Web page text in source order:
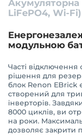
Акумуляторна
LiFePO4, Wi-Fi)
модульною
Часті відключення
рішення для
блок Renon EBrick
створений для
інверторів.
8000 циклів, ви
на роки.
дозволяє закрити